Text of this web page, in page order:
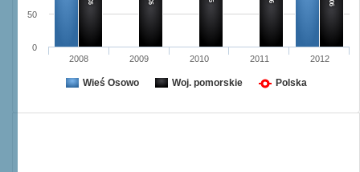
2008 2009 2010 2011 2012
0
50
Wieś Osowo Woj. pomorskie Polska